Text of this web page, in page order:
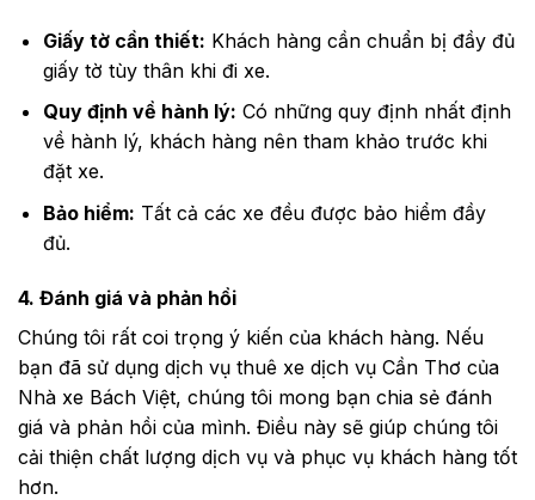
Giấy tờ cần thiết: Khách hàng cần chuẩn bị đầy đủ
giấy tờ tùy thân khi đi xe.
Quy định về hành lý: Có những quy định nhất định
về hành lý, khách hàng nên tham khảo trước khi
đặt xe.
Bảo hiểm: Tất cả các xe đều được bảo hiểm đầy
đủ.
4. Đánh giá và phản hồi
Chúng tôi rất coi trọng ý kiến của khách hàng. Nếu
bạn đã sử dụng dịch vụ thuê xe dịch vụ Cần Thơ của
Nhà xe Bách Việt, chúng tôi mong bạn chia sẻ đánh
giá và phản hồi của mình. Điều này sẽ giúp chúng tôi
cải thiện chất lượng dịch vụ và phục vụ khách hàng tốt
hơn.